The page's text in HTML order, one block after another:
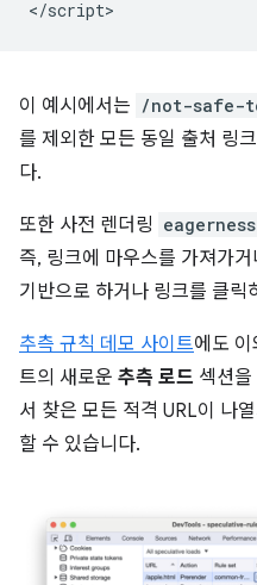
이 예시에서는 /not-safe-
를 제외한 모든 동일 출처 링
다.
또한 사전 렌더링 eagerness
즉, 링크에 마우스를 가져가
기반으로 하거나 링크를 클릭
추측 규칙 데모 사이트에도 이
트의 새로운 추측 로드 섹션
서 찾은 모든 적격 URL이 나
할 수 있습니다.